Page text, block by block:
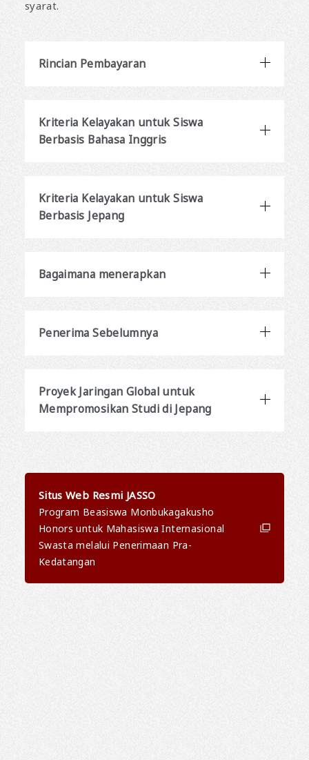
syarat.
Rincian Pembayaran
Kriteria Kelayakan untuk Siswa
Berbasis Bahasa Inggris
Kriteria Kelayakan untuk Siswa
Berbasis Jepang
Bagaimana menerapkan
Penerima Sebelumnya
Proyek Jaringan Global untuk
Mempromosikan Studi di Jepang
Situs Web Resmi JASSO
Program Beasiswa Monbukagakusho
Honors untuk Mahasiswa Internasional
Swasta melalui Penerimaan Pra-
Kedatangan